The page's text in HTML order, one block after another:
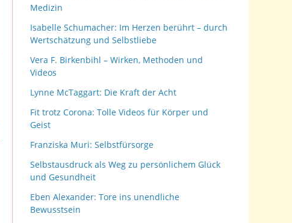
Medizin
Isabelle Schumacher: Im Herzen berührt – durch
Wertschätzung und Selbstliebe
Vera F. Birkenbihl – Wirken, Methoden und
Videos
Lynne McTaggart: Die Kraft der Acht
Fit trotz Corona: Tolle Videos für Körper und
Geist
Franziska Muri: Selbstfürsorge
Selbstausdruck als Weg zu persönlichem Glück
und Gesundheit
Eben Alexander: Tore ins unendliche
Bewusstsein